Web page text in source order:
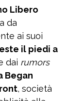
Libero
da
ai suoi
il piedi a
dai rumors
Began
, società